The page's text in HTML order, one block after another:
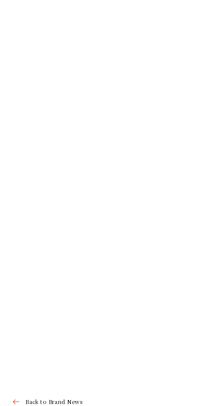
Back to Brand News